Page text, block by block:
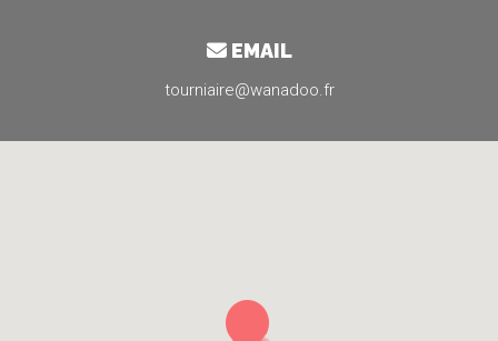
EMAIL
tourniaire@wanadoo.fr